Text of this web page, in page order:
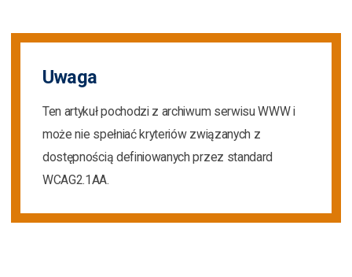
Uwaga
Ten artykuł pochodzi z archiwum serwisu WWW i
może nie spełniać kryteriów związanych z
dostępnością definiowanych przez standard
WCAG2.1AA.